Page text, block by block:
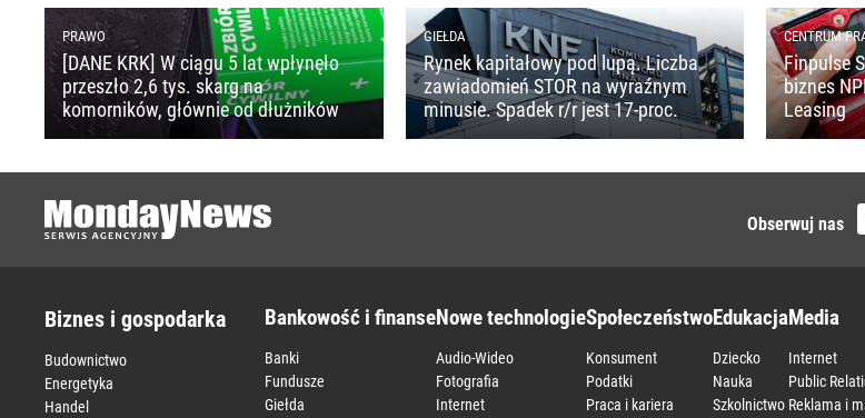
PRAWO
[DANE KRK] W ciągu 5 lat wpłynęło
przeszło 2,6 tys. skarg na
komorników, głównie od dłużników
GIEŁDA
Rynek kapitałowy pod lupą. Liczba
zawiadomień STOR na wyraźnym
minusie. Spadek r/r jest 17-proc.
CENTRUM
Finpulse
biznes
Leasing
Obserwuj nas
Biznes i gospodarka
Budownictwo
Energetyka
Handel
Bankowość i finanse
Banki
Fundusze
Giełda
Nowe technologie
Audio-Wideo
Fotografia
Internet
Społeczeństwo
Konsument
Podatki
Praca i kariera
Edukacja
Dziecko
Nauka
Szkolnictwo
Media
Internet
Public
Reklama i